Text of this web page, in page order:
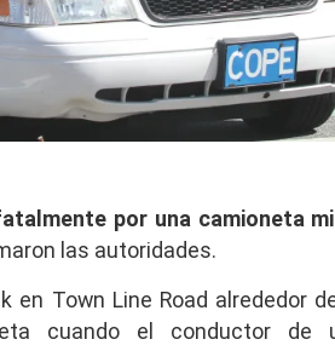
por una camioneta
las autoridades.
en Town Line Road alrededor
cuando el conductor de